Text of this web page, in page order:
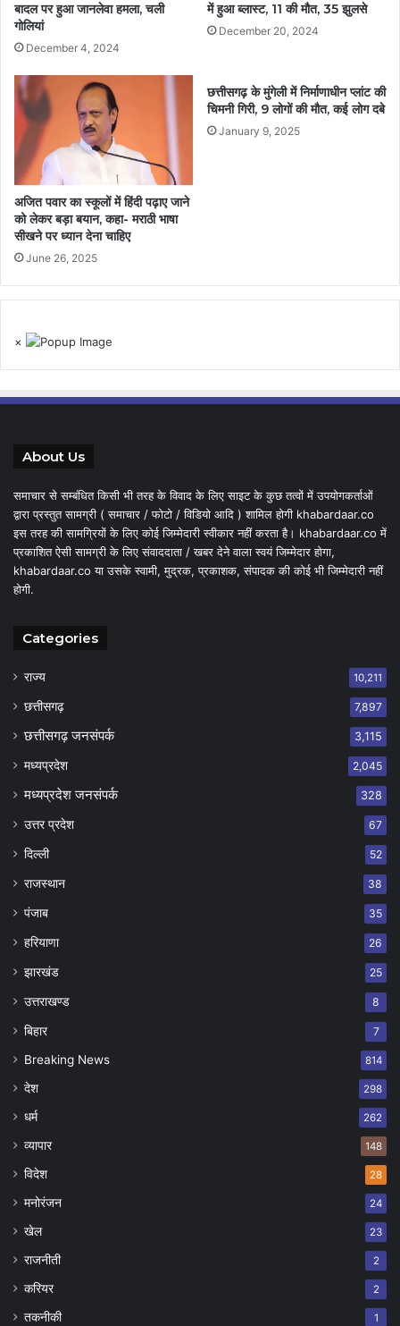
बादल पर हुआ जानलेवा हमला, चली
गोलियां
December 4, 2024
में हुआ ब्लास्ट, 11 की मौत, 35 झुलसे
December 20, 2024
अजित पवार का स्कूलों में हिंदी पढ़ाए जाने
को लेकर बड़ा बयान, कहा- मराठी भाषा
सीखने पर ध्यान देना चाहिए
June 26, 2025
छत्तीसगढ़ के मुंगेली में निर्माणाधीन प्लांट की
चिमनी गिरी, 9 लोगों की मौत, कई लोग दबे
January 9, 2025
×
About Us
समाचार से सम्बंधित किसी भी तरह के विवाद के लिए साइट के कुछ तत्वों में उपयोगकर्ताओं
द्वारा प्रस्तुत सामग्री ( समाचार / फोटो / विडियो आदि ) शामिल होगी khabardaar.co
इस तरह की सामग्रियों के लिए कोई जिम्मेदारी स्वीकार नहीं करता है। khabardaar.co में
प्रकाशित ऐसी सामग्री के लिए संवाददाता / खबर देने वाला स्वयं जिम्मेदार होगा,
khabardaar.co या उसके स्वामी, मुद्रक, प्रकाशक, संपादक की कोई भी जिम्मेदारी नहीं
होगी.
Categories
राज्य 10,211
छत्तीसगढ़ 7,897
छत्तीसगढ़ जनसंपर्क 3,115
मध्यप्रदेश 2,045
मध्यप्रदेश जनसंपर्क 328
उत्तर प्रदेश 67
दिल्ली 52
राजस्थान 38
पंजाब 35
हरियाणा 26
झारखंड 25
उत्तराखण्ड 8
बिहार 7
Breaking News 814
देश 298
धर्म 262
व्यापार 148
विदेश 28
मनोरंजन 24
खेल 23
राजनीती 2
करियर 2
तकनीकी 1